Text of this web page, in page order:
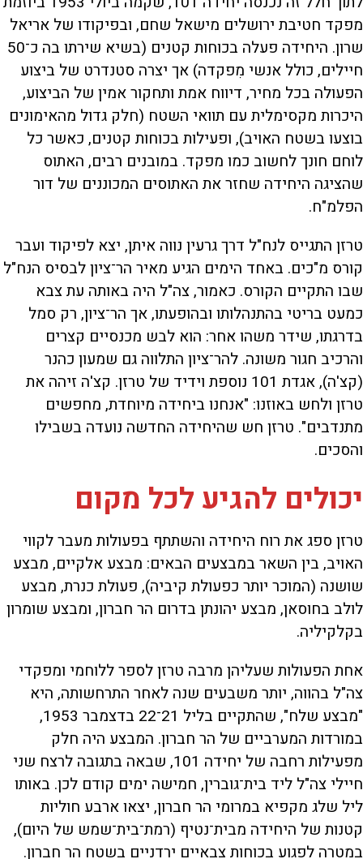
מפקד חטיבת ירושלים מישאל שחם, ובפיקודו של אריאל
שרון. היחידה פעלה בכוחות קטנים (בשיא שירתו בה כ־50
חיילים, כולל אנשי מִפקדה) אך יצרה סטנדרט של ביצוע
הפעולה בכל מחיר, דיווח אמת ותחקור אמין של הביצוע,
היכרות מקסימלית עם תוואי השטח (חלק גדול מהאימונים
בוצעו בשטח האויב), ופעילות בכוחות קטנים, כאשר כל
לוחם חונך לחשוב כמו מפקד. במובנים רבים, האתוס
שהציגה היחידה שחזר את האתוסים המכוננים של דור
הפלמ"ח.
טרזן התגייס לנח"ל דרך גרעין נווה איתן, יצא לפיקוד ועבר
קורס מ"כים. באחד הימים הגיע מאיר הר־ציון לבסיס הנח"ל
שבו התקיים הקורס. כאמור, צה"ל היה באותה עת צבא
כמעט בריטי בהתנהלותו ובהופעתו, אך הר־ציון, רק סמל
בדרגתו, שידר משהו אחר: הוא לבש מכנסיים קצרים
והרכיב חגור משונה. להר־ציון התלווה גם שמעון כהנר
(קצ'ה), אגדת 101 נוספת וידיד של טרזן. קצ'ה זיהה את
טרזן ולחש באוזנו: "אנחנו ביחידה מיוחדת, מחפשים
מתנדבים". טרזן חש שהיחידה החדשה נועדה בשבילו
והסכים.
יכולים להגיע לכל מקום
טרזן ספג את רוח היחידה והשתתף בפעולות מעבר לקווי
האויב, בין השאר במבצעים הבאים: מבצע אלקיים, מבצע
שושנה (המוכר יותר כפעולת קיביה), פעולת כנרת, מבצע
לולב בחוסאן, מבצע יהונתן בדרום הר חברון, ומבצע שומרון
בקלקיליה.
אחת הפעולות שעליהן מרבה טרזן לספר ללוחמי ומפקדי
צה"ל בהווה, יותר משבעים שנה לאחר התרחשותה, היא
"מבצע שלח", שהתקיים בליל 21־22 בדצמבר 1953,
במורדות המערביים של הר חברון. המבצע היה חלק
מפעילות רחבה של יחידה 101, שבאה בתגובה לרצח שני
חיילי צה"ל ליד בית־גוברין, חמישה ימים קודם לכן. באותו
ליל שלג מקפיא במרומי הר חברון, יצאו ארבע חוליות
קטנות של היחידה מבית־נטיף (רמת־בית־שמש של היום),
במטרה לפגוע בכוחות צבאיים ירדניים בשטח הר חברון.